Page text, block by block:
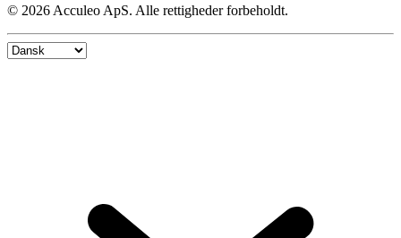
© 2026 Acculeo ApS. Alle rettigheder forbeholdt.